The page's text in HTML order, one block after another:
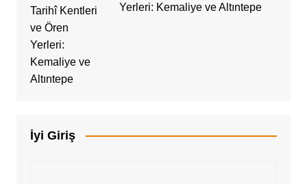
Yerleri: Kemaliye ve Altıntepe
İyi Giriş